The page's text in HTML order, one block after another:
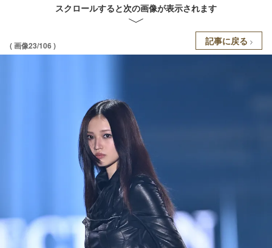
スクロールすると次の画像が表示されます
( 画像23/106 ) 記事に戻る